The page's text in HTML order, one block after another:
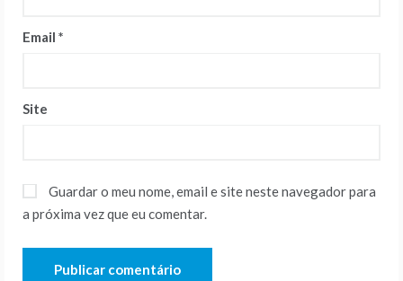
Email *
Site
Guardar o meu nome, email e site neste navegador para
a próxima vez que eu comentar.